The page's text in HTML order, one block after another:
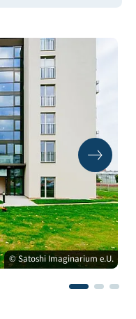
© Satoshi Imaginarium e.U.